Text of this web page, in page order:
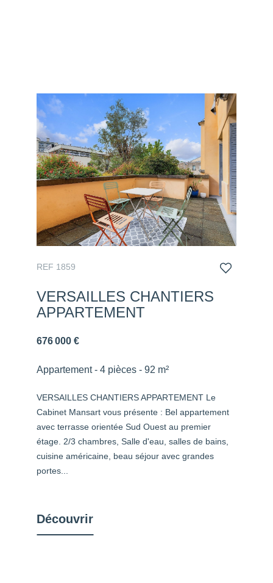
REF 1859
VERSAILLES CHANTIERS
APPARTEMENT
676 000 €
Appartement - 4 pièces - 92 m²
VERSAILLES CHANTIERS APPARTEMENT Le
Cabinet Mansart vous présente : Bel appartement
avec terrasse orientée Sud Ouest au premier
étage. 2/3 chambres, Salle d'eau, salles de bains,
cuisine américaine, beau séjour avec grandes
portes...
Découvrir